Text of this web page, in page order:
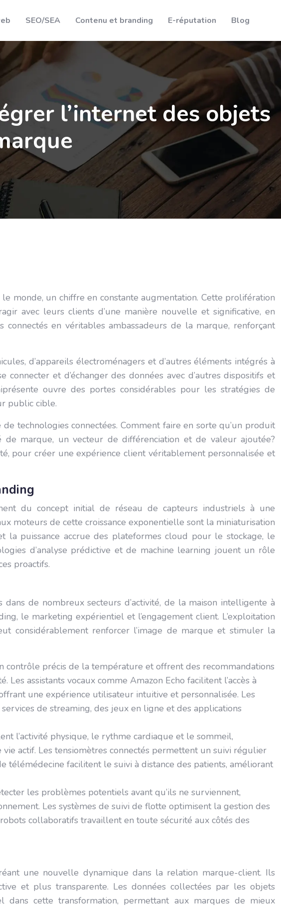
SEO/SEA Contenu et branding E-réputation Blog
l’internet des objets
monde, un chiffre en constante augmentation. Cette prolifération
avec leurs clients d’une manière nouvelle et significative, en
en véritables ambassadeurs de la marque, renforçant
d’appareils électroménagers et d’autres éléments intégrés à
et d’échanger des données avec d’autres dispositifs et
ouvre des portes considérables pour les stratégies de
public cible.
technologies connectées. Comment faire en sorte qu’un produit
marque, un vecteur de différenciation et de valeur ajoutée?
pour créer une expérience client véritablement personnalisée et
du concept initial de réseau de capteurs industriels à une
moteurs de cette croissance exponentielle sont la miniaturisation
la puissance accrue des plateformes cloud pour le stockage, le
d’analyse prédictive et de machine learning jouent un rôle
proactifs.
de nombreux secteurs d’activité, de la maison intelligente à
le marketing expérientiel et l’engagement client. L’exploitation
considérablement renforcer l’image de marque et stimuler la
précis de la température et offrent des recommandations
assistants vocaux comme Amazon Echo facilitent l’accès à
une expérience utilisateur intuitive et personnalisée. Les
de streaming, des jeux en ligne et des applications
l’activité physique, le rythme cardiaque et le sommeil,
actif. Les tensiomètres connectés permettent un suivi régulier
télémédecine facilitent le suivi à distance des patients, améliorant
les problèmes potentiels avant qu’ils ne surviennent,
Les systèmes de suivi de flotte optimisent la gestion des
collaboratifs travaillent en toute sécurité aux côtés des
une nouvelle dynamique dans la relation marque-client. Ils
et plus transparente. Les données collectées par les objets
dans cette transformation, permettant aux marques de mieux